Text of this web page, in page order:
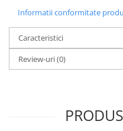
Informatii conformitate
Caracteristici
Review-uri(0)